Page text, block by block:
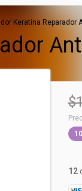
Keratina Reparador
10
12